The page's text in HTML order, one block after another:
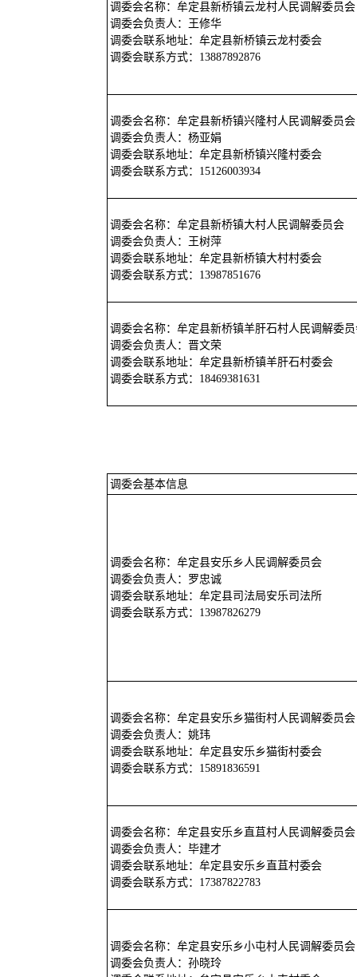
调委会名称：牟定县新桥镇云龙村人民调解委员会
调委会负责人：王修华
调委会联系地址：牟定县新桥镇云龙村委会
调委会联系方式：13887892876
调委会名称：牟定县新桥镇兴隆村人民调解委员会
调委会负责人：杨亚娟
调委会联系地址：牟定县新桥镇兴隆村委会
调委会联系方式：15126003934
调委会名称：牟定县新桥镇大村人民调解委员会
调委会负责人：王树萍
调委会联系地址：牟定县新桥镇大村村委会
调委会联系方式：13987851676
调委会名称：牟定县新桥镇羊肝石村人民调解委
调委会负责人：晋文荣
调委会联系地址：牟定县新桥镇羊肝石村委会
调委会联系方式：18469381631
调委会基本信息
调委会名称：牟定县安乐乡人民调解委员会
调委会负责人：罗忠诚
调委会联系地址：牟定县司法局安乐司法所
调委会联系方式：13987826279
调委会名称：牟定县安乐乡猫街村人民调解委员会
调委会负责人：姚玮
调委会联系地址：牟定县安乐乡猫街村委会
调委会联系方式：15891836591
调委会名称：牟定县安乐乡直苴村人民调解委员会
调委会负责人：毕建才
调委会联系地址：牟定县安乐乡直苴村委会
调委会联系方式：17387822783
调委会名称：牟定县安乐乡小屯村人民调解委员会
调委会负责人：孙晓玲